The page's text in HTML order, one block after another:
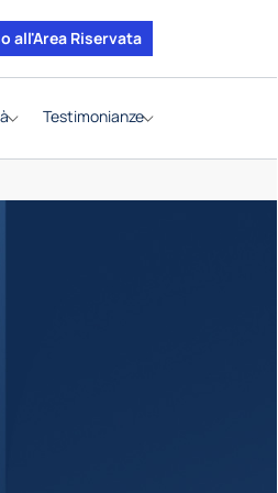
all'Area Riservata
Testimonianze